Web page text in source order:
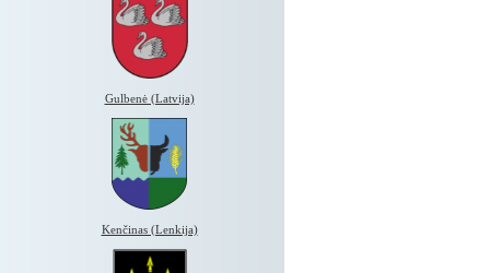
Gulbenė (Latvija)
Kenčinas (Lenkija)